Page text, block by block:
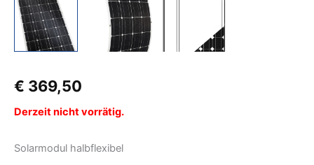
€ 369,50
Derzeit nicht vorrätig.
Solarmodul halbflexibel